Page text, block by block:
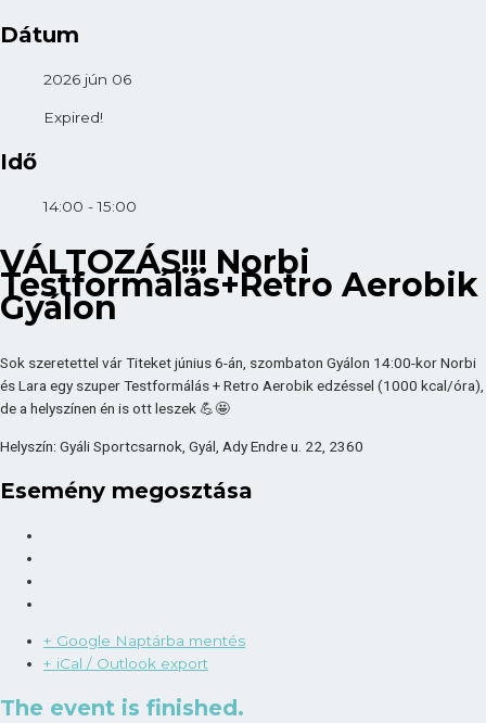
Dátum
2026 jún 06
Expired!
Idő
14:00 - 15:00
VÁLTOZÁS!!! Norbi
Testformálás+Retro Aerobik
Gyálon
Sok szeretettel vár Titeket június 6-án, szombaton Gyálon 14:00-kor Norbi
és Lara egy szuper Testformálás + Retro Aerobik edzéssel (1000 kcal/óra),
de a helyszínen én is ott leszek 💪🤩
Helyszín: Gyáli Sportcsarnok, Gyál, Ady Endre u. 22, 2360
Esemény megosztása
+ Google Naptárba mentés
+ iCal / Outlook export
The event is finished.